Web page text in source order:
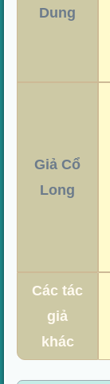
Dung
Giả Cổ
Long
Các tác
giả
khác